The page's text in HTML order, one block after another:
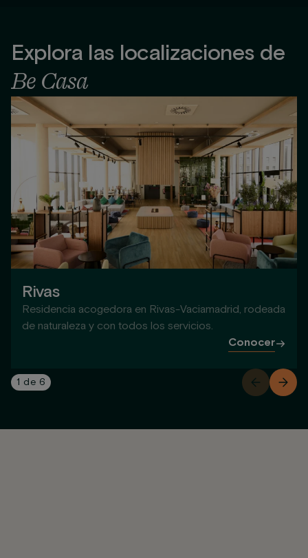
Explora las localizaciones de
Be Casa
Rivas
Residencia acogedora en Rivas-Vaciamadrid, rodeada
de naturaleza y con todos los servicios.
Conocer
1 de 6